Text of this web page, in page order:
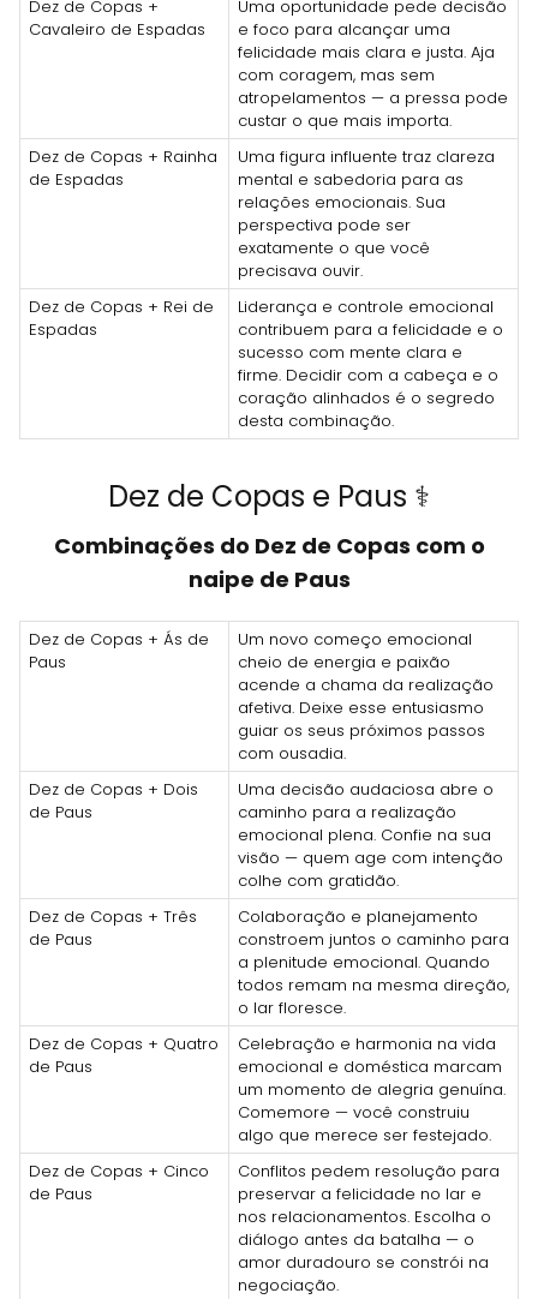
Dez de Copas +
Cavaleiro de Espadas
Uma oportunidade pede decisão
e foco para alcançar uma
felicidade mais clara e justa. Aja
com coragem, mas sem
atropelamentos — a pressa pode
custar o que mais importa.
Dez de Copas + Rainha
de Espadas
Uma figura influente traz clareza
mental e sabedoria para as
relações emocionais. Sua
perspectiva pode ser
exatamente o que você
precisava ouvir.
Dez de Copas + Rei de
Espadas
Liderança e controle emocional
contribuem para a felicidade e o
sucesso com mente clara e
firme. Decidir com a cabeça e o
coração alinhados é o segredo
desta combinação.
Dez de Copas e Paus ⚕️
Combinações do Dez de Copas com o
naipe de Paus
Dez de Copas + Ás de
Paus
Um novo começo emocional
cheio de energia e paixão
acende a chama da realização
afetiva. Deixe esse entusiasmo
guiar os seus próximos passos
com ousadia.
Dez de Copas + Dois
de Paus
Uma decisão audaciosa abre o
caminho para a realização
emocional plena. Confie na sua
visão — quem age com intenção
colhe com gratidão.
Dez de Copas + Três
de Paus
Colaboração e planejamento
constroem juntos o caminho para
a plenitude emocional. Quando
todos remam na mesma direção,
o lar floresce.
Dez de Copas + Quatro
de Paus
Celebração e harmonia na vida
emocional e doméstica marcam
um momento de alegria genuína.
Comemore — você construiu
algo que merece ser festejado.
Dez de Copas + Cinco
de Paus
Conflitos pedem resolução para
preservar a felicidade no lar e
nos relacionamentos. Escolha o
diálogo antes da batalha — o
amor duradouro se constrói na
negociação.